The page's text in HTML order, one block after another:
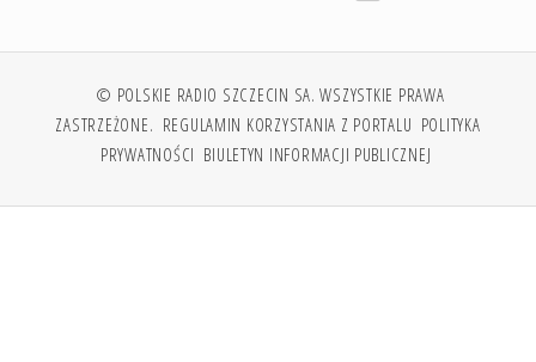
© POLSKIE RADIO SZCZECIN SA. WSZYSTKIE PRAWA
ZASTRZEŻONE. REGULAMIN KORZYSTANIA Z PORTALU POLITYKA
PRYWATNOŚCI BIULETYN INFORMACJI PUBLICZNEJ